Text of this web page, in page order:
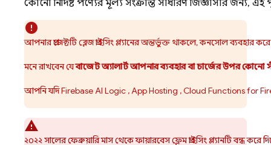
কোনো নির্দিষ্ট পণ্যের মূল্য সংক্রান্ত সাধারণ জিজ্ঞাসার জন্য,
আপনার প্রজেক্টটি ব্লেজ প্রাইসিং প্ল্যানের অন্তর্ভুক্ত থাকলে, কনসোল ব্যবহার
মনে রাখবেন যেবাজেট অ্যালার্ট আপনার ব্যবহার বা চার্জের উপর
আপনি যদিFirebase AI Logic ,App Hosting ,Cloud Functions for
২০২২ সালের ফেব্রুয়ারি মাস থেকে ফায়ারবেস ফ্লেম প্রাইসিং প্ল্যানটি বন্ধ করে